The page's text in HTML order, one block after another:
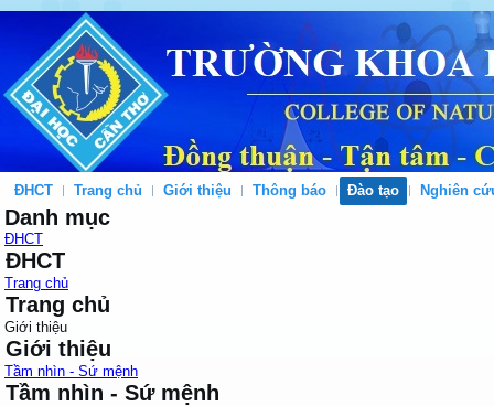
ĐHCT Trang chủ Giới thiệu Thông báo Đào tạo Nghiên
Danh mục
ĐHCT
ĐHCT
Trang chủ
Trang chủ
Giới thiệu
Giới thiệu
Tầm nhìn - Sứ mệnh
Tầm nhìn - Sứ mệnh